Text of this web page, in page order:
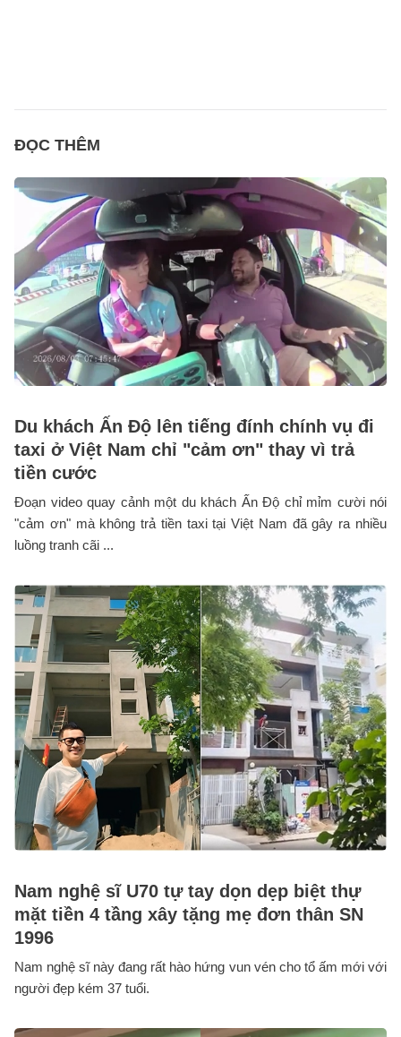
ĐỌC THÊM
Du khách Ấn Độ lên tiếng đính chính vụ đi
taxi ở Việt Nam chỉ "cảm ơn" thay vì trả
tiền cước
Đoạn video quay cảnh một du khách Ấn Độ chỉ mỉm cười nói
"cảm ơn" mà không trả tiền taxi tại Việt Nam đã gây ra nhiều
luồng tranh cãi ...
Nam nghệ sĩ U70 tự tay dọn dẹp biệt thự
mặt tiền 4 tầng xây tặng mẹ đơn thân SN
1996
Nam nghệ sĩ này đang rất hào hứng vun vén cho tổ ấm mới với
người đẹp kém 37 tuổi.